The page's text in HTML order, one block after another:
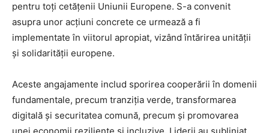
pentru toți cetățenii Uniunii Europene. S-a convenit
asupra unor acțiuni concrete ce urmează a fi
implementate în viitorul apropiat, vizând întărirea unității
și solidarității europene.
Aceste angajamente includ sporirea cooperării în domenii
fundamentale, precum tranziția verde, transformarea
digitală și securitatea comună, precum și promovarea